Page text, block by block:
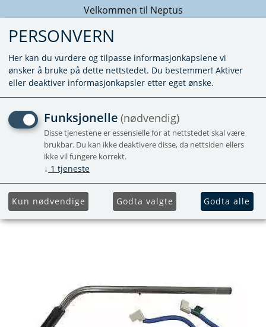
Velkommen til Neptus
VARMEELEMENT
12VDC/140W
PERSONVERN
Her kan du vurdere og tilpasse informasjonkapslene vi
ønsker å bruke på dette nettstedet. Du bestemmer! Aktiver
eller deaktiver informasjonkapsler etter eget ønske.
Funksjonelle (nødvendig)
Disse tjenestene er essensielle for at nettstedet skal være
brukbar. Du kan ikke deaktivere disse, da nettsiden ellers
ikke vil fungere korrekt.
↓ 1 tjeneste
Kun nødvendige Godta valgte Godta alle